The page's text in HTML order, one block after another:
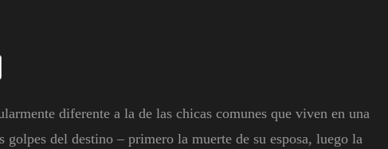
diferente a la de las chicas comunes que viven en una
del destino – primero la muerte de su esposa, luego la